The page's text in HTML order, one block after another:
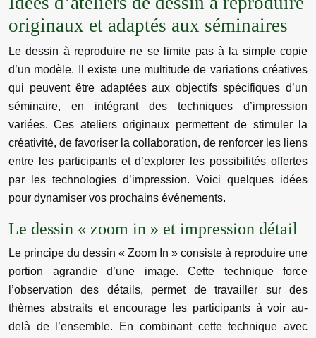
originaux et adaptés aux séminaires
Le dessin à reproduire ne se limite pas à la simple copie
d’un modèle. Il existe une multitude de variations créatives
qui peuvent être adaptées aux objectifs spécifiques d’un
séminaire, en intégrant des techniques d’impression
variées. Ces ateliers originaux permettent de stimuler la
créativité, de favoriser la collaboration, de renforcer les liens
entre les participants et d’explorer les possibilités offertes
par les technologies d’impression. Voici quelques idées
pour dynamiser vos prochains événements.
Le dessin « zoom in » et impression détail
Le principe du dessin « Zoom In » consiste à reproduire une
portion agrandie d’une image. Cette technique force
l’observation des détails, permet de travailler sur des
thèmes abstraits et encourage les participants à voir au-
delà de l’ensemble. En combinant cette technique avec